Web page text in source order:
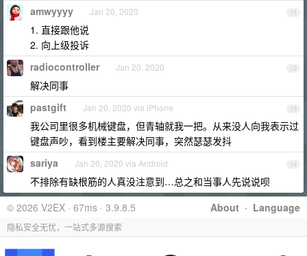
11
amwyyyy Jan 20, 2020
1. 直接跟他说
2. 向上级投诉
12
radiocontroller Jan 20, 2020
解决同事
13
pastgift Jan 20, 2020 via iPhone
我公司里很多机械键盘，但青轴就我一把。从来没人向我表示过
键盘声吵，看到楼主要解决同事，突然瑟瑟发抖
14
sariya Jan 20, 2020 via Android
不排除有缺根筋的人真没注意到…总之和当事人先说说呗
About · Language
© 2026 V2EX · 67ms · 3.9.8.5
隐私安全无忧，一站式多源搜索